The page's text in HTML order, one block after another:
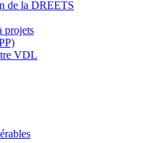
de la DREETS
projets
VDL